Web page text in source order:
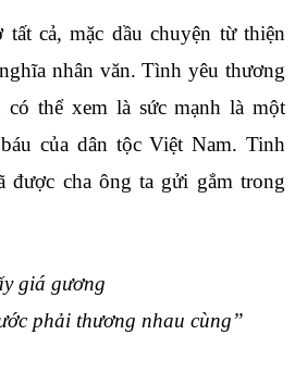
cả, mặc dầu chuyện từ thiện
nhân văn. Tình yêu thương
có thể xem là sức mạnh là một
của dân tộc Việt Nam. Tinh
được cha ông ta gửi gắm trong
giá gương
phải thương nhau cùng”